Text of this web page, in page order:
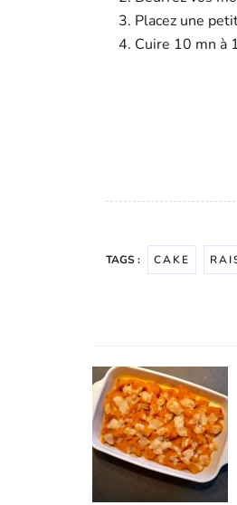
Placez une
Cuire 10 mn à
TAGS : CAKE
Navigation
de
l’article